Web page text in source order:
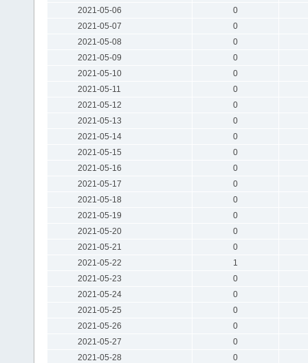
2021-05-06
0
2021-05-07
0
2021-05-08
0
2021-05-09
0
2021-05-10
0
2021-05-11
0
2021-05-12
0
2021-05-13
0
2021-05-14
0
2021-05-15
0
2021-05-16
0
2021-05-17
0
2021-05-18
0
2021-05-19
0
2021-05-20
0
2021-05-21
0
2021-05-22
1
2021-05-23
0
2021-05-24
0
2021-05-25
0
2021-05-26
0
2021-05-27
0
2021-05-28
0